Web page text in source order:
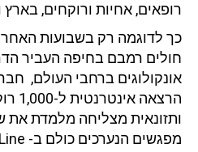
רופאים, אחיות ורוקחים,
כך לדוגמה רק בשבועות
אונקולוגים ברחבי העולם,
מפגשים הנערכים כולם ב- On Line.